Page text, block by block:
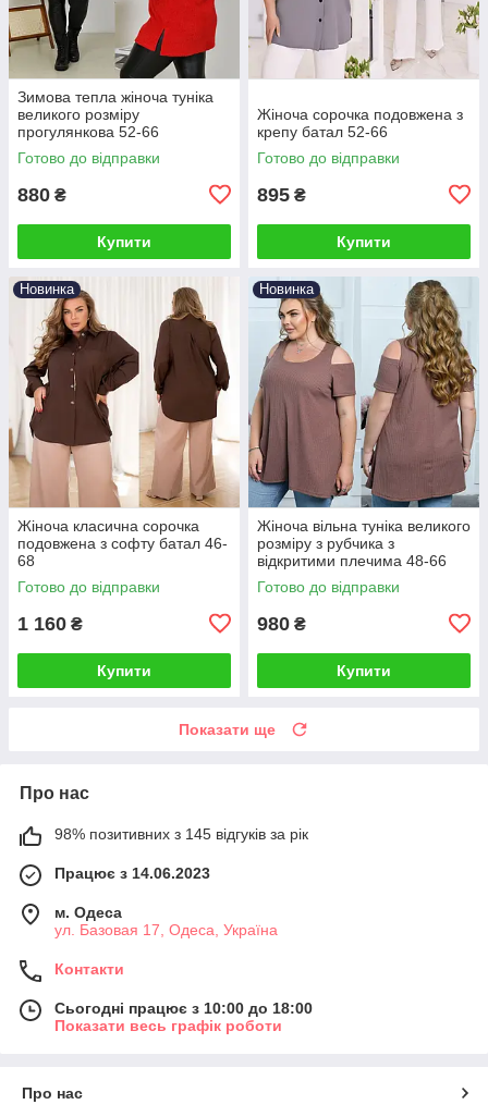
Зимова тепла жіноча туніка
великого розміру
прогулянкова 52-66
Готово до відправки
880 ₴
Купити
Жіноча сорочка подовжена з
крепу батал 52-66
Готово до відправки
895 ₴
Купити
Новинка
Жіноча класична сорочка
подовжена з софту батал 46-
68
Готово до відправки
1 160 ₴
Купити
Новинка
Жіноча вільна туніка великого
розміру з рубчика з
відкритими плечима 48-66
Готово до відправки
980 ₴
Купити
Показати ще
Про нас
98% позитивних з 145 відгуків за рік
Працює з 14.06.2023
м. Одеса
ул. Базовая 17, Одеса, Україна
Контакти
Сьогодні працює з 10:00 до 18:00
Показати весь графік роботи
Про нас